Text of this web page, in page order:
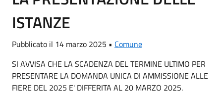
ISTANZE
Pubblicato il 14 marzo 2025 • Comune
SI AVVISA CHE LA SCADENZA DEL TERMINE ULTIMO PER
PRESENTARE LA DOMANDA UNICA DI AMMISSIONE ALLE
FIERE DEL 2025 E' DIFFERITA AL 20 MARZO 2025.